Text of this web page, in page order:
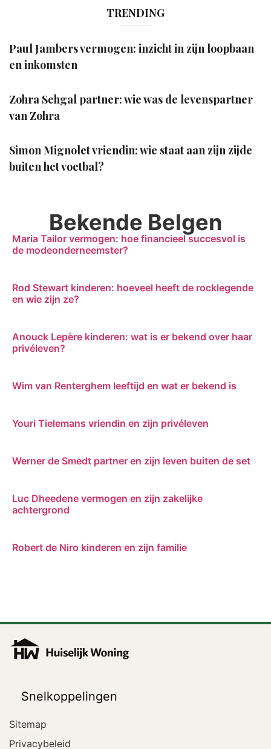
TRENDING
Paul Jambers vermogen: inzicht in zijn loopbaan
en inkomsten
Zohra Sehgal partner: wie was de levenspartner
van Zohra
Simon Mignolet vriendin: wie staat aan zijn zijde
buiten het voetbal?
Bekende Belgen
Maria Tailor vermogen: hoe financieel succesvol is
de modeonderneemster?
Rod Stewart kinderen: hoeveel heeft de rocklegende
en wie zijn ze?
Anouck Lepère kinderen: wat is er bekend over haar
privéleven?
Wim van Renterghem leeftijd en wat er bekend is
Youri Tielemans vriendin en zijn privéleven
Werner de Smedt partner en zijn leven buiten de set
Luc Dheedene vermogen en zijn zakelijke
achtergrond
Robert de Niro kinderen en zijn familie
Snelkoppelingen
Sitemap
Privacybeleid